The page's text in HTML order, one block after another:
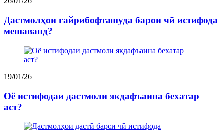
Дастмолҳои ғайрибофташуда барои чӣ истифода
мешаванд?
19/01/26
Оё истифодаи дастмоли якдафъаина бехатар
аст?